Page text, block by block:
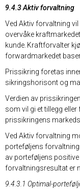
9.4.3 Aktiv forvaltning
Ved Aktiv forvaltning
overvåke
kunde. Kraftforvalter
forwardmarkedet
Prissikring foretas
sikringshorisont og
Verdien av
som vil gi et tillegg
prissikringens
Ved Aktiv forvaltning
porteføljens
av porteføljens
forvaltningsresultat er
9.4.3.1 Optimal-